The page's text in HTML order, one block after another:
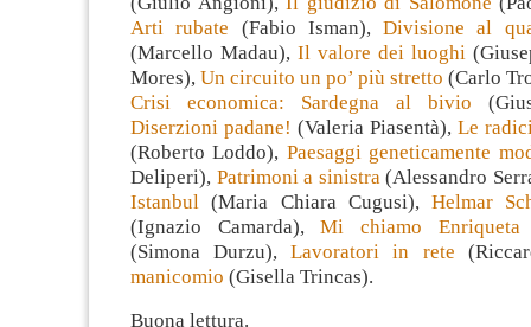
Arti rubate (Fabio Isman),Divisione al
(Marcello Madau), Il valore dei luoghi
Mores), Un circuito un po’ più stretto (Carlo
Crisi economica: Sardegna al bivio
Diserzioni padane! (Valeria Piasentà), Le
(Roberto Loddo), Paesaggi geneticamente
Deliperi), Patrimoni a sinistra(Alessandro
Istanbul(Maria Chiara Cugusi),Helmar
(Ignazio Camarda),Mi chiamo Enriqueta
(Simona Durzu),Lavoratori in rete
manicomio (Gisella Trincas).
Buona lettura.